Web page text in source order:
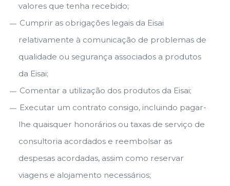
valores que tenha recebido;
Cumprir as obrigações legais da Eisai
relativamente à comunicação de problemas de
qualidade ou segurança associados a produtos
da Eisai;
Comentar a utilização dos produtos da Eisai;
Executar um contrato consigo, incluindo pagar-
lhe quaisquer honorários ou taxas de serviço de
consultoria acordados e reembolsar as
despesas acordadas, assim como reservar
viagens e alojamento necessários;